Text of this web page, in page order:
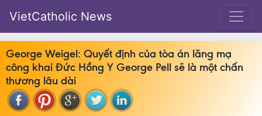
VietCatholic News
George Weigel: Quyết định của tòa án lăng mạ
công khai Đức Hồng Y George Pell sẽ là một chấn
thương lâu dài